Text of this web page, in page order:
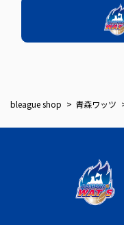
bleague shop 青森ワッツ